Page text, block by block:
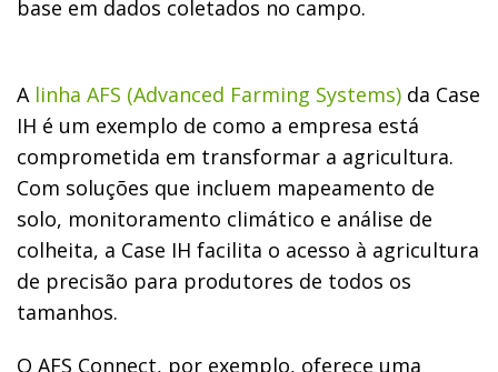
base em dados coletados no campo.
A linha AFS (Advanced Farming Systems) da Case
IH é um exemplo de como a empresa está
comprometida em transformar a agricultura.
Com soluções que incluem mapeamento de
solo, monitoramento climático e análise de
colheita, a Case IH facilita o acesso à agricultura
de precisão para produtores de todos os
tamanhos.
O AFS Connect, por exemplo, oferece uma